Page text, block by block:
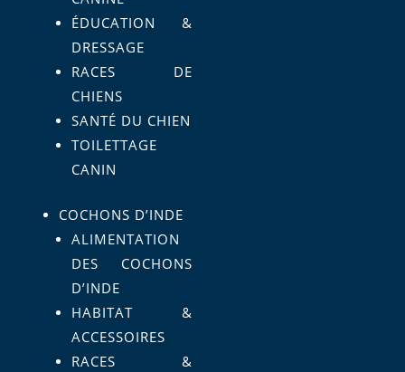
ÉDUCATION &
DRESSAGE
RACES DE
CHIENS
SANTÉ DU CHIEN
TOILETTAGE
CANIN
COCHONS D’INDE
ALIMENTATION
DES COCHONS
D’INDE
HABITAT &
ACCESSOIRES
RACES &